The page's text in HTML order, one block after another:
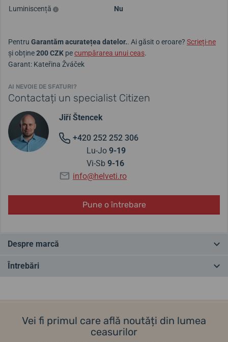
Luminiscență
Nu
Pentru Garantăm acuratețea datelor.. Ai găsit o eroare? Scrieți-ne
și obține200 CZK pecumpărarea unui ceas.
Garant: Kateřina Žváček
AI NEVOIE DE SFATURI?
Contactați un specialist Citizen
Jiří Štencek
+420 252 252 306
Lu-Jo 9-19
Vi-Sb 9-16
info@helveti.ro
Pune o întrebare
Despre marcă
Ceasurile japoneze Citizen datează din 1918 și, de-a lungul timpului,
Dintre tehnologiile revoluționare ale ceasurilor Citizen, cu siguranță
Întrebări
Adăugați o întrebare
Vei fi primul care află noutăți din lumea
ceasurilor